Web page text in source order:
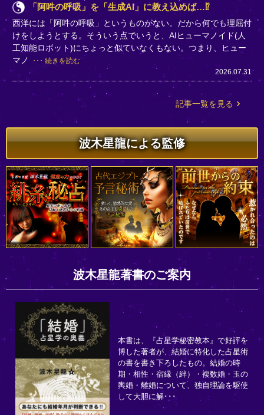
「阿吽の呼吸」を「生成AI」に教え込めば…⁉
西洋には「阿吽の呼吸」というものがない。だから何でも理屈付
けをしようとする。そういう点でいうと、AIヒューマノイド(人
工知能ロボット)にちょっと似ていなくもない。つまり、ヒュー
マノ
続きを読む
2026.07.31
記事一覧を見る
波木星龍による監修
波木星龍著書のご案内
本書は、『占星学秘密教本』で好評を
博した著者が、結婚に特化した占星術
の書を書き下ろしたもの。結婚の時
期・相性・宿縁（絆）・複数婚・玉の
輿婚・離婚について、独自理論を駆使
して大胆に解･･･